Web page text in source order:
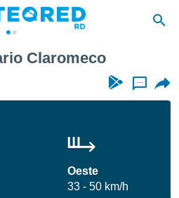
Claromeco
...
Oeste
33
50 km/h